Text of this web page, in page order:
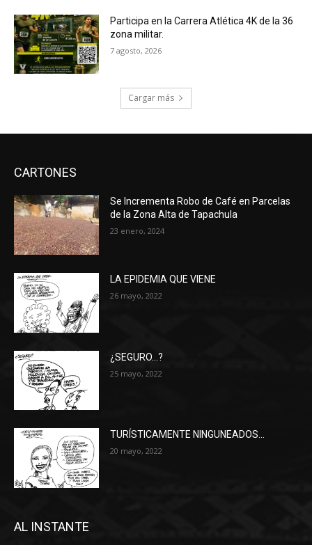
Participa en la Carrera Atlética 4K de la 36
zona militar.
7 agosto, 2026
Cargar más
CARTONES
Se Incrementa Robo de Café en Parcelas
de la Zona Alta de Tapachula
23 enero, 2024
LA EPIDEMIA QUE VIENE
26 mayo, 2022
¿SEGURO…?
25 mayo, 2022
TURÍSTICAMENTE NINGUNEADOS…
20 mayo, 2022
AL INSTANTE